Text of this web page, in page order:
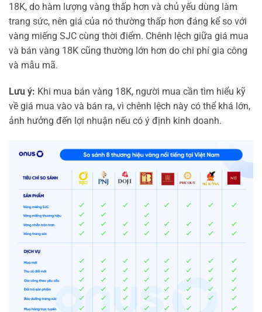
18K, do hàm lượng vàng thấp hơn và chủ yếu dùng làm
trang sức, nên giá của nó thường thấp hơn đáng kể so với
vàng miếng SJC cùng thời điểm. Chênh lệch giữa giá mua
và bán vàng 18K cũng thường lớn hơn do chi phí gia công
và mẫu mã.
Lưu ý: Khi mua bán vàng 18K, người mua cần tìm hiểu kỹ
về giá mua vào và bán ra, vì chênh lệch này có thể khá lớn,
ảnh hưởng đến lợi nhuận nếu có ý định kinh doanh.